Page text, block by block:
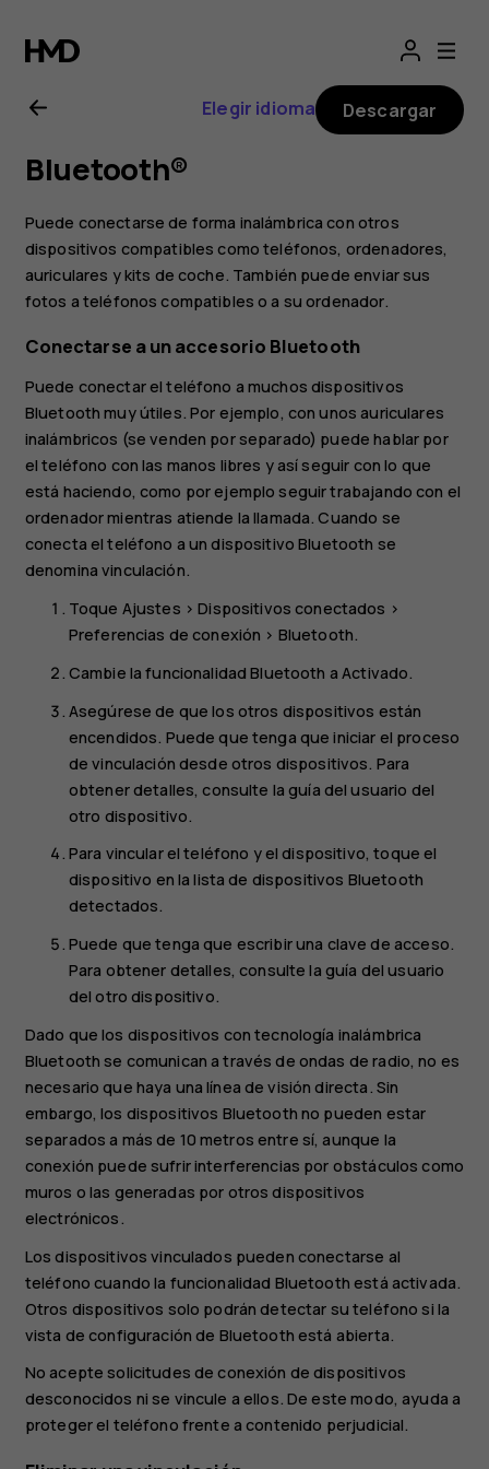
Guía
del
usuario
de
Nokia
Plus
Elegir idioma Descargar
Bluetooth®
Puede conectarse de forma inalámbrica con otros
dispositivos compatibles como teléfonos, ordenadores,
auriculares y kits de coche. También puede enviar sus
fotos a teléfonos compatibles o a su ordenador.
Conectarse a un accesorio Bluetooth
Puede conectar el teléfono a muchos dispositivos
Bluetooth muy útiles. Por ejemplo, con unos auriculares
inalámbricos (se venden por separado) puede hablar por
el teléfono con las manos libres y así seguir con lo que
está haciendo, como por ejemplo seguir trabajando con el
ordenador mientras atiende la llamada. Cuando se
conecta el teléfono a un dispositivo Bluetooth se
denomina vinculación.
Toque Ajustes >Dispositivos conectados >
Preferencias de conexión > Bluetooth.
Cambie la funcionalidadBluetooth aActivado.
Asegúrese de que los otros dispositivos están
encendidos. Puede que tenga que iniciar el proceso
de vinculación desde otros dispositivos. Para
obtener detalles, consulte la guía del usuario del
otro dispositivo.
Para vincular el teléfono y el dispositivo, toque el
dispositivo en la lista de dispositivos Bluetooth
detectados.
Puede que tenga que escribir una clave de acceso.
Para obtener detalles, consulte la guía del usuario
del otro dispositivo.
Dado que los dispositivos con tecnología inalámbrica
Bluetooth se comunican a través de ondas de radio, no es
necesario que haya una línea de visión directa. Sin
embargo, los dispositivos Bluetooth no pueden estar
separados a más de 10 metros entre sí, aunque la
conexión puede sufrir interferencias por obstáculos como
muros o las generadas por otros dispositivos
electrónicos.
Los dispositivos vinculados pueden conectarse al
teléfono cuando la funcionalidad Bluetooth está activada.
Otros dispositivos solo podrán detectar su teléfono si la
vista de configuración de Bluetooth está abierta.
No acepte solicitudes de conexión de dispositivos
desconocidos ni se vincule a ellos. De este modo, ayuda a
proteger el teléfono frente a contenido perjudicial.